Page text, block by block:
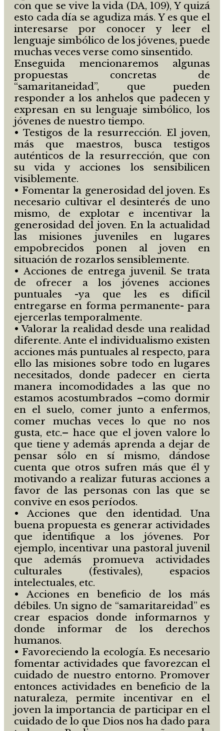
con que se vive la vida (DA, 109), Y quizá
esto cada día se agudiza más. Y es que el
interesarse por conocer y leer el
lenguaje simbólico de los jóvenes, puede
muchas veces verse como sinsentido.
Enseguida mencionaremos algunas
propuestas concretas de
“samaritaneidad”, que pueden
responder a los anhelos que padecen y
expresan en su lenguaje simbólico, los
jóvenes de nuestro tiempo.
• Testigos de la resurrección. El joven,
más que maestros, busca testigos
auténticos de la resurrección, que con
su vida y acciones los sensibilicen
visiblemente.
• Fomentar la generosidad del joven. Es
necesario cultivar el desinterés de uno
mismo, de explotar e incentivar la
generosidad del joven. En la actualidad
las misiones juveniles en lugares
empobrecidos ponen al joven en
situación de rozarlos sensiblemente.
• Acciones de entrega juvenil. Se trata
de ofrecer a los jóvenes acciones
puntuales -ya que les es difícil
entregarse en forma permanente- para
ejercerlas temporalmente.
• Valorar la realidad desde una realidad
diferente. Ante el individualismo existen
acciones más puntuales al respecto, para
ello las misiones sobre todo en lugares
necesitados, donde padecer en cierta
manera incomodidades a las que no
estamos acostumbrados –como dormir
en el suelo, comer junto a enfermos,
comer muchas veces lo que no nos
gusta, etc.– hace que el joven valore lo
que tiene y además aprenda a dejar de
pensar sólo en sí mismo, dándose
cuenta que otros sufren más que él y
motivando a realizar futuras acciones a
favor de las personas con las que se
convive en esos períodos.
• Acciones que den identidad. Una
buena propuesta es generar actividades
que identifique a los jóvenes. Por
ejemplo, incentivar una pastoral juvenil
que además promueva actividades
culturales (festivales), espacios
intelectuales, etc.
• Acciones en beneficio de los más
débiles. Un signo de “samaritareidad” es
crear espacios donde informarnos y
donde informar de los derechos
humanos.
• Favoreciendo la ecología. Es necesario
fomentar actividades que favorezcan el
cuidado de nuestro entorno. Promover
entonces actividades en beneficio de la
naturaleza, permite incentivar en el
joven la importancia de participar en el
cuidado de lo que Dios nos ha dado para